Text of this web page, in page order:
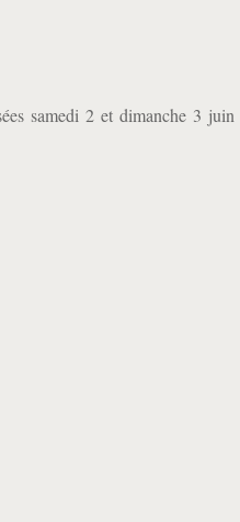
samedi 2 et dimanche 3 juin